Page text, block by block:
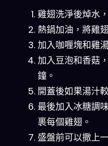
雞翅洗淨後焯水
熱鍋加油，將雞
加入咖喱塊和雞
加入豆泡和香菇
鐘。
開蓋後如果湯汁
最後加入冰糖調
裹每個雞翅。
盛盤前可以撒上